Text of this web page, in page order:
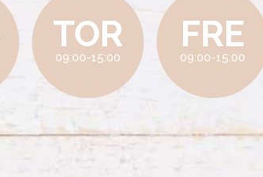
TOR
09:00-15:00
FRE
09:00-15:00